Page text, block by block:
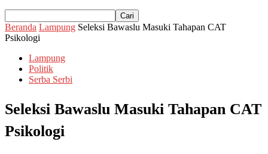
Beranda Lampung Seleksi Bawaslu Masuki Tahapan CAT
Psikologi
Lampung
Politik
Serba Serbi
Seleksi Bawaslu Masuki Tahapan CAT
Psikologi